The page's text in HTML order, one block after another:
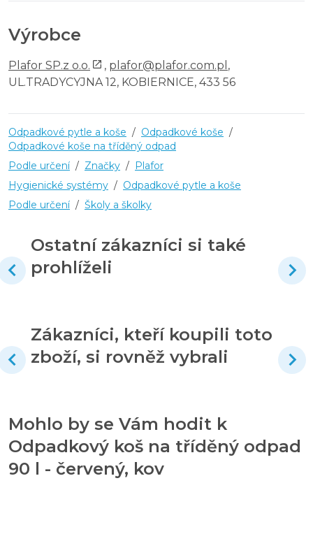
Výrobce
Plafor SP.z o.o. , plafor@plafor.com.pl ,
UL.TRADYCYJNA 12, KOBIERNICE, 433 56
Odpadkové pytle a koše / Odpadkové koše /
Odpadkové koše na tříděný odpad
Podle určení / Značky / Plafor
Hygienické systémy / Odpadkové pytle a koše
Podle určení / Školy a školky
Ostatní zákazníci si také
prohlíželi
Zákazníci, kteří koupili toto
zboží, si rovněž vybrali
Mohlo by se Vám hodit k
Odpadkový koš na tříděný odpad
90 l - červený, kov